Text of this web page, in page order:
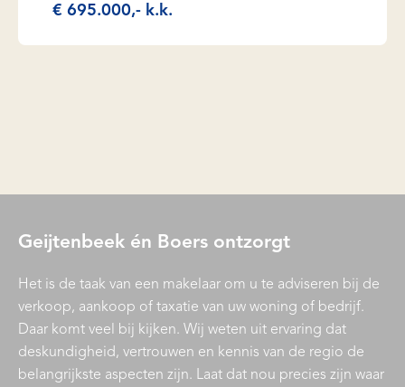
€ 695.000,- k.k.
Geijtenbeek én Boers ontzorgt
Het is de taak van een makelaar om u te adviseren bij de
verkoop, aankoop of taxatie van uw woning of bedrijf.
Daar komt veel bij kijken. Wij weten uit ervaring dat
deskundigheid, vertrouwen en kennis van de regio de
belangrijkste aspecten zijn. Laat dat nou precies zijn waar